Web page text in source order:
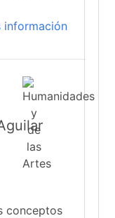
información
conceptos